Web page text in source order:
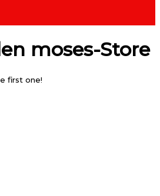
moses-Store
first one!